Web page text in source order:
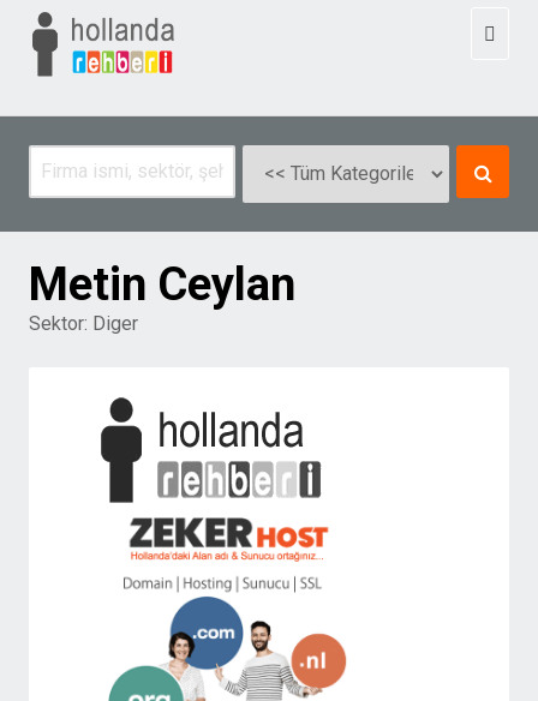
Metin Ceylan
Sektor: Diger